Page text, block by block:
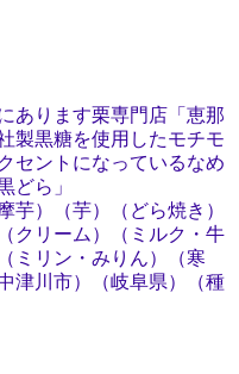
あります栗専門店「恵那
製黒糖を使用したモチモ
セントになっているなめ
どら」
芋）（芋）（どら焼き）
クリーム）（ミルク・牛
ミリン・みりん）（寒
津川市）（岐阜県）（種